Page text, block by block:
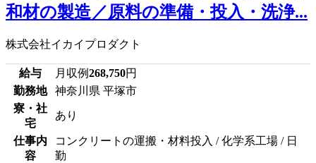
和材の製造／原料の準備・投入・洗浄...
株式会社イカイプロダクト
給与 月収例268,750円
勤務地
神奈川県 平塚市
寮・社
宅
あり
仕事内
容
コンクリートの運搬・材料投入 / 化学系工場 / 日
勤